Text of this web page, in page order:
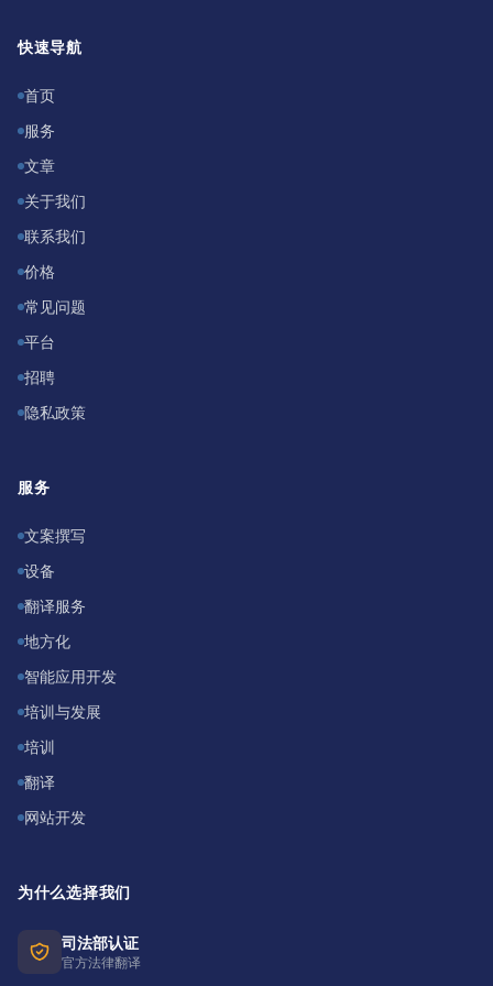
快速导航
首页
服务
文章
关于我们
联系我们
价格
常见问题
平台
招聘
隐私政策
服务
文案撰写
设备
翻译服务
地方化
智能应用开发
培训与发展
培训
翻译
网站开发
为什么选择我们
司法部认证
官方法律翻译